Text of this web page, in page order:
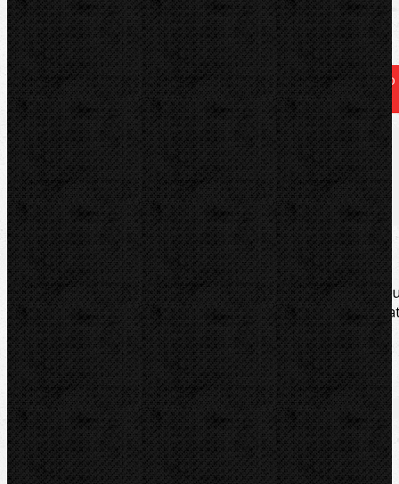
Kód zboží:
24510
Značka:
ROTHENBERGER
TIP PRO VÁS: Prohlédněte siSOUVISEJÍCÍ ZBOŽÍk tomuto
produktu, které naleznete ve spodní části této stránky.
Popis
Soubory/Odkazy
Zařazení
Komentáře (0)
Související zboží - Mohlo by Vás zajímat
Pomocí ROBEND H+W Plus mohou instalatéři v
instalatérství, topení, chlazení a klimatizace
měděné, nerezové a uhlíkové trubky až do úhlu 180°.
Soubory/Odkazy
Video
Katalogový list